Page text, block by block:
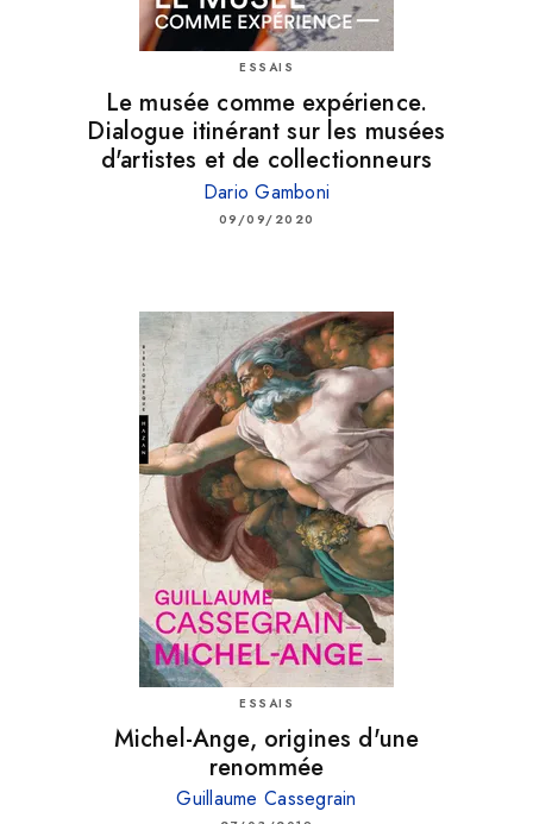
ESSAIS
Le musée comme expérience.
Dialogue itinérant sur les musées
d'artistes et de collectionneurs
Dario Gamboni
09/09/2020
ESSAIS
Michel-Ange, origines d'une
renommée
Guillaume Cassegrain